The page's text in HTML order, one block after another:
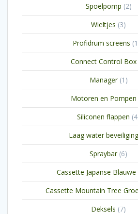
Spoelpomp 22
Wieltjes 33
Profidrum screens
Connect Control Box
Manager 1 1
Motoren en Pompen
Siliconen flappen 4
Laag water beveiliging
Spraybar 66
Cassette Japanse
Cassette Mountain Tree
Deksels 77